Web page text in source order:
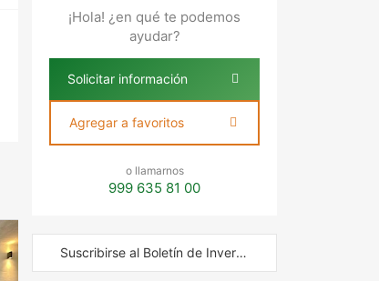
¡Hola! ¿en qué te podemos
ayudar?
Solicitar información
Agregar a favoritos
o llamarnos
999 635 81 00
Suscribirse al Boletín de Inversión